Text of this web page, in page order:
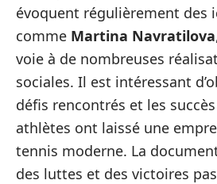
évoquent régulièrement des
comme Martina Navratilova
voie à de nombreuses
sociales. Il est intéressant
défis rencontrés et les
athlètes ont laissé une
tennis moderne. La
des luttes et des victoires